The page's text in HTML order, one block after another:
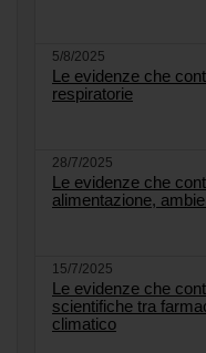
5/8/2025
Le evidenze che
respiratorie
28/7/2025
Le evidenze che
alimentazione,
15/7/2025
Le evidenze che
scientifiche tra
climatico